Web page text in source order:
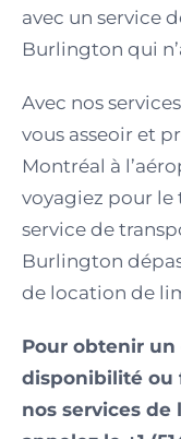
avec un service
Burlington qui
Avec nos
vous asseoir et
Montréal à
voyagiez pour le
service de
Burlington
de location de
Pour obtenir
disponibilité ou
nos services